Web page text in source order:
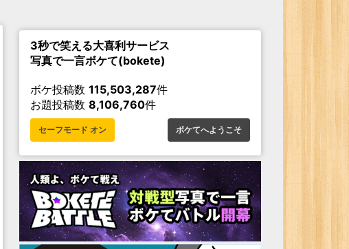
3秒で笑える大喜利サービス
写真で一言ボケて(bokete)
ボケ投稿数 115,503,287件
お題投稿数 8,106,760件
セーフモード オン ボケてへようこそ